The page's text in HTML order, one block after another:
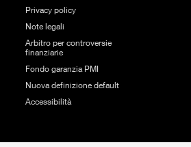
Privacy policy
Note legali
Arbitro per controversie
finanziarie
Fondo garanzia PMI
Nuova definizione default
Accessibilità